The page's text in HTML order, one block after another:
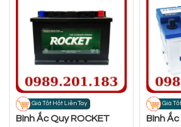
Giá Tốt Hốt Liền Tay
Bình Ắc Quy ROCKET
Giá
Bình